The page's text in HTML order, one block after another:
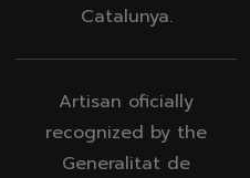
Catalunya.
Artisan oficially
recognized by the
Generalitat de